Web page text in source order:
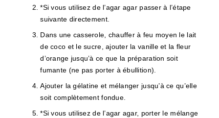
*Si vous utilisez de l’agar agar passer à l’étape
suivante directement.
Dans une casserole, chauffer à feu moyen le lait
de coco et le sucre, ajouter la vanille et la fleur
d’orange jusqu’à ce que la préparation soit
fumante (ne pas porter à ébullition).
Ajouter la gélatine et mélanger jusqu’à ce qu’elle
soit complètement fondue.
*Si vous utilisez de l’agar agar, porter le mélange